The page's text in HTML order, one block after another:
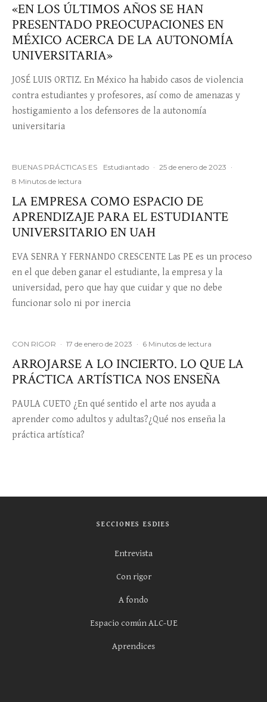
«EN LOS ÚLTIMOS AÑOS SE HAN
PRESENTADO PREOCUPACIONES EN
MÉXICO ACERCA DE LA AUTONOMÍA
UNIVERSITARIA»
JOSÉ LUIS ORTIZ. En México ha habido casos de violencia
contra estudiantes y profesores, así como de amenazas y
hostigamiento a los defensores de la autonomía
universitaria
BUENAS PRÁCTICAS ES Estudiantado · 25 de enero de 2023 ·
8 Minutos de lectura
LA EMPRESA COMO ESPACIO DE
APRENDIZAJE PARA EL ESTUDIANTE
UNIVERSITARIO EN UAH
EVA SENRA Y FERNANDO CRESCENTE Las PE es un proceso
en el que deben ganar el estudiante, la empresa y la
universidad, pero que hay que cuidar y que no debe
funcionar solo ni por inercia
CON RIGOR · 17 de enero de 2023 · 6 Minutos de lectura
ARROJARSE A LO INCIERTO. LO QUE LA
PRÁCTICA ARTÍSTICA NOS ENSEÑA
PAULA CUETO ¿En qué sentido el arte nos ayuda a
aprender como adultos y adultas?¿Qué nos enseña la
práctica artística?
SECCIONES ESDIES
Entrevista
Con rigor
A fondo
Espacio común ALC-UE
Aprendices